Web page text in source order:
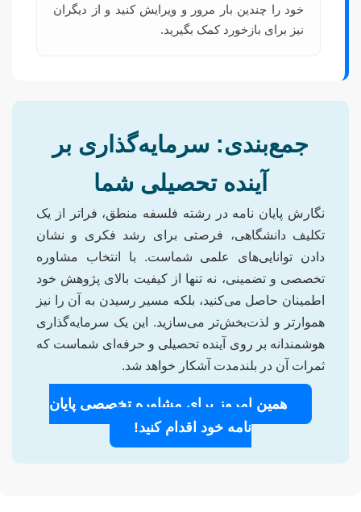
خود را چندین بار مرور و ویرایش کنید و از دیگران
نیز برای بازخورد کمک بگیرید.
جمع‌بندی: سرمایه‌گذاری بر
آینده تحصیلی شما
نگارش پایان نامه در رشته فلسفه منطق، فراتر از یک
تکلیف دانشگاهی، فرصتی برای رشد فکری و نشان
دادن توانایی‌های علمی شماست. با انتخاب مشاوره
تخصصی و تضمینی، نه تنها از کیفیت بالای پژوهش خود
اطمینان حاصل می‌کنید، بلکه مسیر رسیدن به آن را نیز
هموارتر و لذت‌بخش‌تر می‌سازید. این یک سرمایه‌گذاری
هوشمندانه بر روی آینده تحصیلی و حرفه‌ای شماست که
ثمرات آن در بلندمدت آشکار خواهد شد.
همین امروز برای مشاوره تخصصی پایان
نامه خود اقدام کنید!